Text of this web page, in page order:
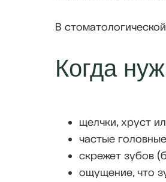
В
Когда
щелчки, хруст
частые
скрежет зубов
ощущение, что